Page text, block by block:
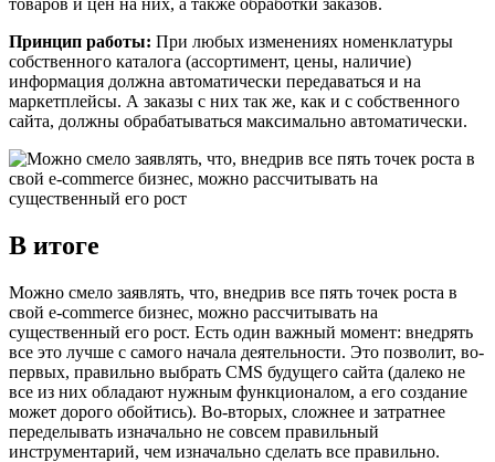
товаров и цен на них, а также обработки заказов.
Принцип работы: При любых изменениях номенклатуры
собственного каталога (ассортимент, цены, наличие)
информация должна автоматически передаваться и на
маркетплейсы. А заказы с них так же, как и с собственного
сайта, должны обрабатываться максимально автоматически.
В итоге
Можно смело заявлять, что, внедрив все пять точек роста в
свой e-commerce бизнес, можно рассчитывать на
существенный его рост. Есть один важный момент: внедрять
все это лучше с самого начала деятельности. Это позволит, во-
первых, правильно выбрать CMS будущего сайта (далеко не
все из них обладают нужным функционалом, а его создание
может дорого обойтись). Во-вторых, сложнее и затратнее
переделывать изначально не совсем правильный
инструментарий, чем изначально сделать все правильно.